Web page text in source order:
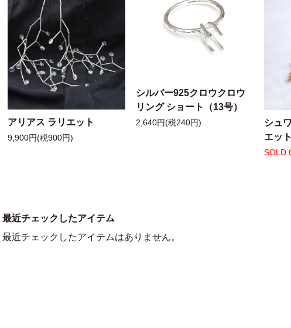
アリアス ラリエット
9,900円(税900円)
シルバー925クロウクロウ
リング ショート（13号）
2,640円(税240円)
シュ
エット
SOLD
最近チェックしたアイテム
最近チェックしたアイテムはありません。